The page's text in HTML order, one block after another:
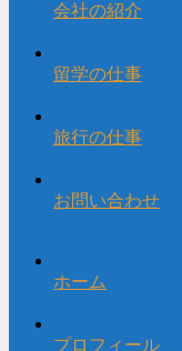
会社の紹介
留学の仕事
旅行の仕事
お問い合わせ
ホーム
プロフィール